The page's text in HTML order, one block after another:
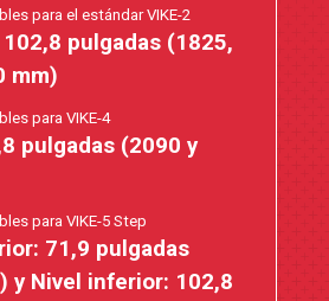
para el estándar VIKE-2
pulgadas (1825,
mm)
para VIKE-4
pulgadas (2090 y
para VIKE-5 Step
71,9 pulgadas
y Nivel inferior: 102,8